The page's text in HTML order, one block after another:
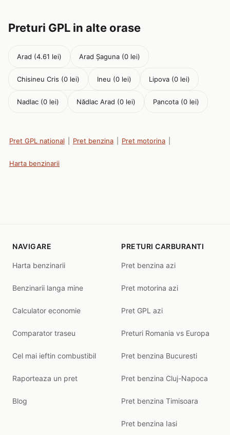
Preturi GPL in alte orase
Arad (4.61 lei) Arad Șaguna (0 lei)
Chisineu Cris (0 lei) Ineu (0 lei) Lipova (0 lei)
Nadlac (0 lei) Nădlac Arad (0 lei) Pancota (0 lei)
Pret GPL national Pret benzina Pret motorina
Harta benzinarii
NAVIGARE
Harta benzinarii
Benzinarii langa mine
Calculator economie
Comparator traseu
Cel mai ieftin combustibil
Raporteaza un pret
Blog
PRETURI CARBURANTI
Pret benzina azi
Pret motorina azi
Pret GPL azi
Preturi Romania vs Europa
Pret benzina Bucuresti
Pret benzina Cluj-Napoca
Pret benzina Timisoara
Pret benzina Iasi